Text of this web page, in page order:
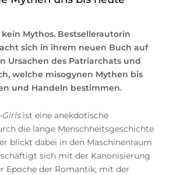
Mythos. Bestsellerautorin
sich in ihrem neuen Buch auf
Ursachen des Patriarchats und
welche misogynen Mythen bis
und Handeln bestimmen.
ist eine anekdotische
die lange Menschheitsgeschichte
blickt dabei in den Maschinenraum
sich mit der Kanonisierung
Epoche der Romantik, mit der